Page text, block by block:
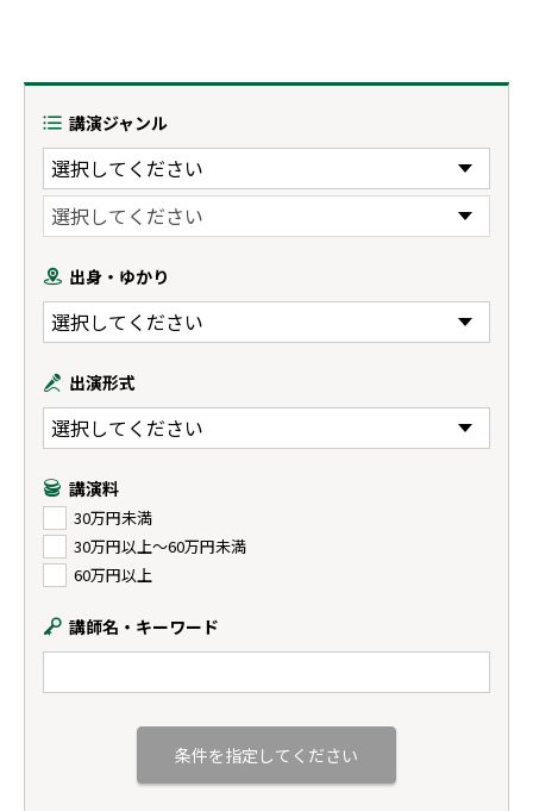
講演ジャンル
出身・ゆかり
出演形式
講演料
30万円未満
30万円以上〜60万円未満
60万円以上
講師名・キーワード